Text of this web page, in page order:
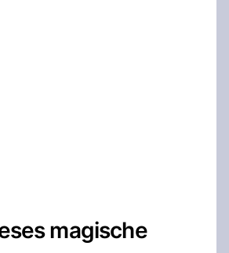
magische